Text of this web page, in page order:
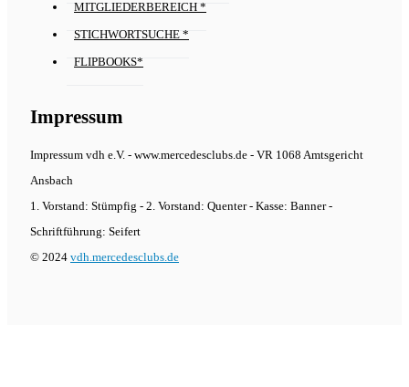
MITGLIEDERBEREICH *
STICHWORTSUCHE *
FLIPBOOKS*
Impressum
Impressum vdh e.V. - www.mercedesclubs.de - VR 1068 Amtsgericht
Ansbach
1. Vorstand: Stümpfig - 2. Vorstand: Quenter - Kasse: Banner -
Schriftführung: Seifert
© 2024 vdh.mercedesclubs.de